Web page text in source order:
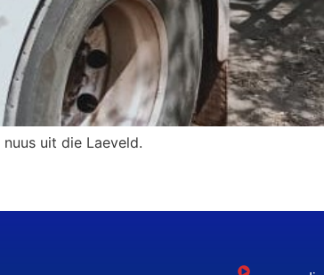
uit die Laeveld.